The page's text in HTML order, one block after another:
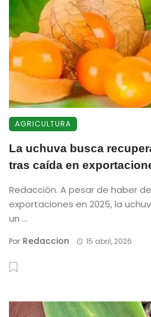
AGRICULTURA
La uchuva busca
tras caída en
Redacción. A pesar de haber
exportaciones en 2025, la
un ...
Por Redaccion 15 abril, 2026